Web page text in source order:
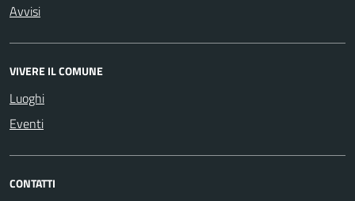
Avvisi
VIVERE IL COMUNE
Luoghi
Eventi
CONTATTI